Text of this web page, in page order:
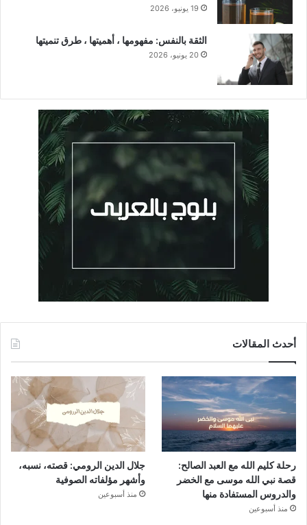
19 يونيو، 2026
الثقة بالنفس: مفهومها ، أهميتها ، طرق تنميتها
20 يونيو، 2026
أحدث المقالات
رحلة كليم الله مع العبد الصالح:
قصة نبي الله موسى مع الخضر
والدروس المستفادة منها
منذ أسبوعين
جلال الدين الرومي: قصته، نسبه،
وأشهر مؤلفاته الصوفية
منذ أسبوعين